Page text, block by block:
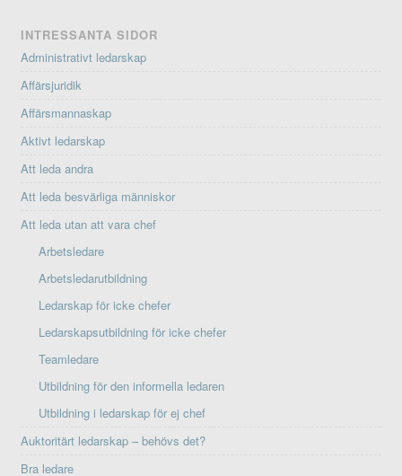
INTRESSANTA SIDOR
Administrativt ledarskap
Affärsjuridik
Affärsmannaskap
Aktivt ledarskap
Att leda andra
Att leda besvärliga människor
Att leda utan att vara chef
Arbetsledare
Arbetsledarutbildning
Ledarskap för icke chefer
Ledarskapsutbildning för icke chefer
Teamledare
Utbildning för den informella ledaren
Utbildning i ledarskap för ej chef
Auktoritärt ledarskap – behövs det?
Bra ledare